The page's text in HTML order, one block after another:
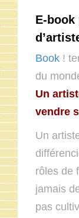
E-
Book !
du
Un
vendre
Un
rôles de
jamais
pas